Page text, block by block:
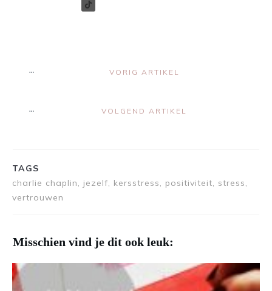
VORIG ARTIKEL
VOLGEND ARTIKEL
TAGS
charlie chaplin, jezelf, kersstress, positiviteit, stress,
vertrouwen
Misschien vind je dit ook leuk: